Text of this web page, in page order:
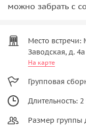
можно забрать с
Место встречи:
Заводская, д. 4а
На карте
Групповая
Длительность: 2
Размер группы